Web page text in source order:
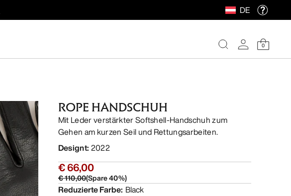
DE
0
ROPE HANDSCHUH
Mit Leder verstärkter Softshell-Handschuh zum
Gehen am kurzen Seil und Rettungsarbeiten.
Designt: 2022
€ 66,00
€ 110,00(Spare40%)
Reduzierte Farbe: Black